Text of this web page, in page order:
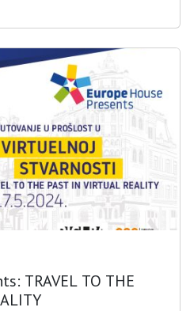
TRAVEL TO THE